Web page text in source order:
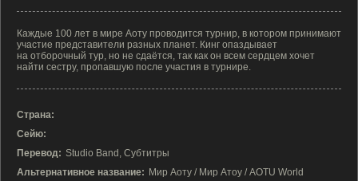
Каждые 100 лет в мире Аоту проводится турнир, в котором принимают
участие представители разных планет. Кинг опаздывает
на отборочный тур, но не сдаётся, так как он всем сердцем хочет
найти сестру, пропавшую после участия в турнире.
Страна:
Сейю:
Перевод: Studio Band, Субтитры
Альтернативное название: Мир Аоту / Мир Атоу / AOTU World